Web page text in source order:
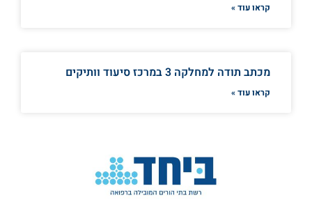
קראו עוד »
מכתב תודה למחלקה 3 במרכז סיעוד וותיקים
קראו עוד »